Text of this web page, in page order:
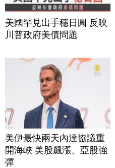
美國罕見出手穩日圓 反映
川普政府美債問題
美伊最快兩天內達協議重
開海峽 美股飆漲、亞股強
彈